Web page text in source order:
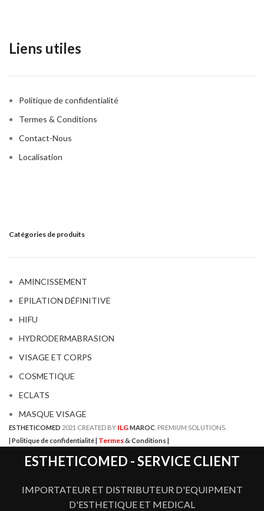
Liens utiles
Politique de confidentialité
Termes & Conditions
Contact-Nous
Localisation
Catégories de produits
AMINCISSEMENT
EPILATION DÉFINITIVE
HIFU
HYDRODERMABRASION
VISAGE ET CORPS
COSMETIQUE
ECLATS
MASQUE VISAGE
ESTHETICOMED 2021 CREATED BY ILGMAROC . PREMIUM SOLUTIONS.
| Politique de confidentialité |
Termes& Conditions |
ESTHETICOMED - SERVICE CLIENT
IMPORTATEUR ET DISTRIBUTEUR D'EQUIPMENT
D'ESTHETIQUE ET MEDICAL